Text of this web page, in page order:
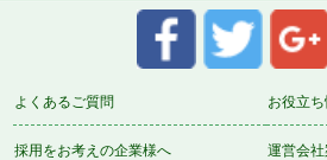
よくあるご質問 お役立
採用をお考えの企業様へ 運営会社